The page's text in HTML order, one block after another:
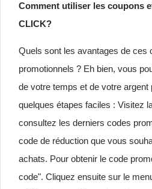
Comment utiliser les coupons
CLICK?
Quels sont les avantages de ces
promotionnels ? Eh bien, vous
de votre temps et de votre
quelques étapes faciles : Visitez
consultez les derniers codes
code de réduction que vous
achats. Pour obtenir le code
code". Cliquez ensuite sur le